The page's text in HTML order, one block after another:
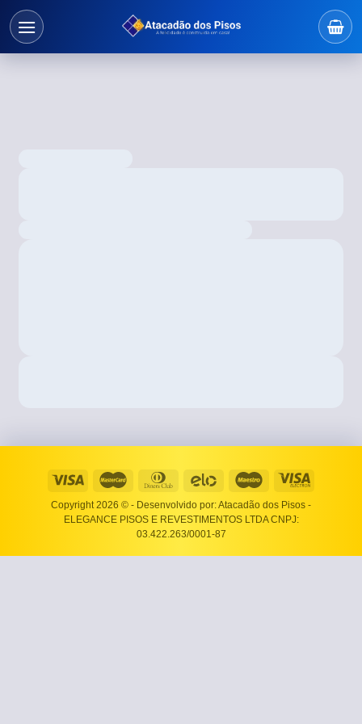
Copyright 2026 © - Desenvolvido por: Atacadão dos Pisos -
ELEGANCE PISOS E REVESTIMENTOS LTDA CNPJ:
03.422.263/0001-87